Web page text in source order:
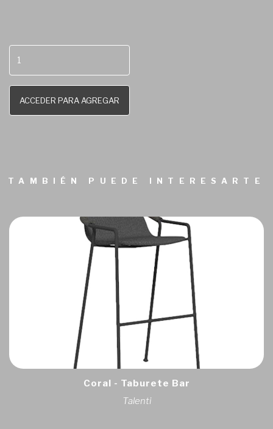
ACCEDER PARA AGREGAR
TAMBIÉN PUEDE INTERESARTE
Coral - Taburete Bar
Talenti